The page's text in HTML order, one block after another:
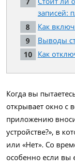
записей:
Как
Выводы
Как
Когда вы
открывает окно с
приложению
устройстве?», в
или «Нет». Со
особенно если вы